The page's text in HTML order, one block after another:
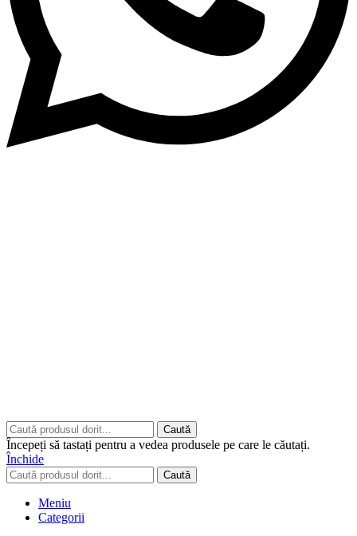
Caută
Începeți să tastați pentru a vedea produsele pe care le căutați.
Închide
Caută
Meniu
Categorii